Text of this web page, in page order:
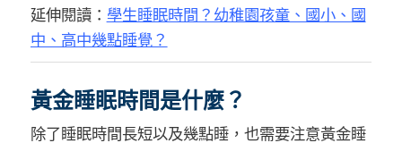
延伸閱讀： 學生睡眠時間？幼稚園孩童、國小、國
中、高中幾點睡覺？
黃金睡眠時間是什麼？
除了睡眠時間長短以及幾點睡，也需要注意黃金睡